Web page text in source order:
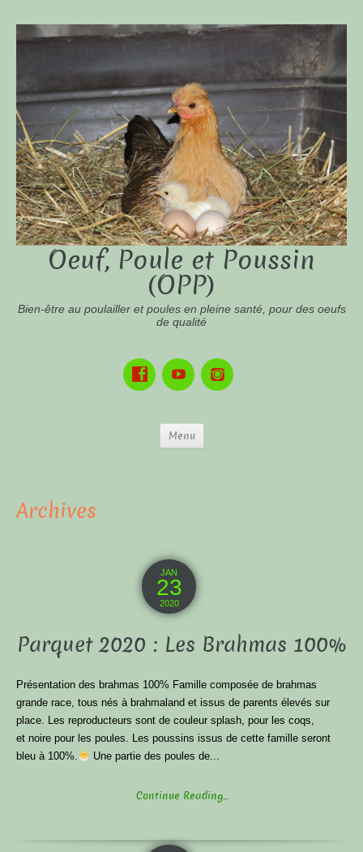
Oeuf, Poule et Poussin
(OPP)
Bien-être au poulailler et poules en pleine santé, pour des oeufs
de qualité
Menu
Archives
JAN
23
2020
Parquet 2020 : Les Brahmas 100%
Présentation des brahmas 100% Famille composée de brahmas
grande race, tous nés à brahmaland et issus de parents élevés sur
place. Les reproducteurs sont de couleur splash, pour les coqs,
et noire pour les poules. Les poussins issus de cette famille seront
bleu à 100%.
Une partie des poules de...
Continue Reading...